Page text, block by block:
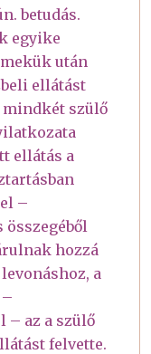
betudás.
egyike
után
ellátást
mindkét szülő
ellátás a
–
hozzá
a
– az a szülő
felvette.